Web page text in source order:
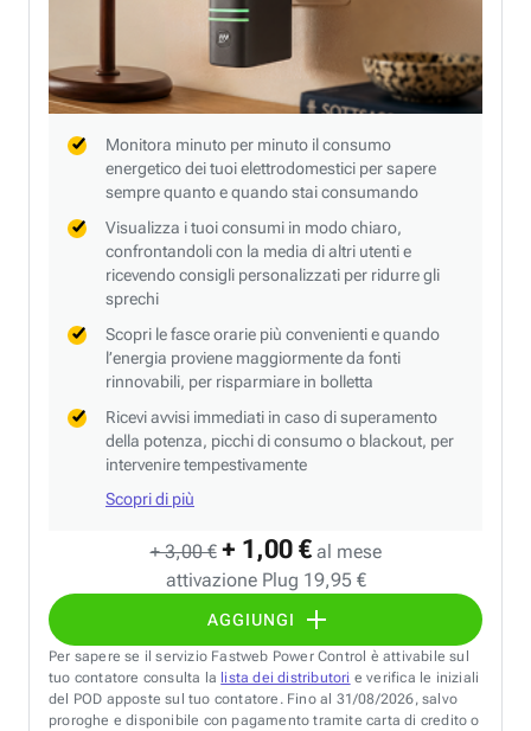
+ 3,00 € + 1,00 € al mese
attivazione Plug 19,95 €
AGGIUNGI
Monitora minuto per minuto il consumo
energetico dei tuoi elettrodomestici per sapere
sempre quanto e quando stai consumando
Visualizza i tuoi consumi in modo chiaro,
confrontandoli con la media di altri utenti e
ricevendo consigli personalizzati per ridurre gli
sprechi
Scopri le fasce orarie più convenienti e quando
l’energia proviene maggiormente da fonti
rinnovabili, per risparmiare in bolletta
Ricevi avvisi immediati in caso di superamento
della potenza, picchi di consumo o blackout, per
intervenire tempestivamente
Scopri di più
Per sapere se il servizio Fastweb Power Control è attivabile sul
tuo contatore consulta la lista dei distributori e verifica le iniziali
del POD apposte sul tuo contatore. Fino al 31/08/2026, salvo
proroghe e disponibile con pagamento tramite carta di credito o